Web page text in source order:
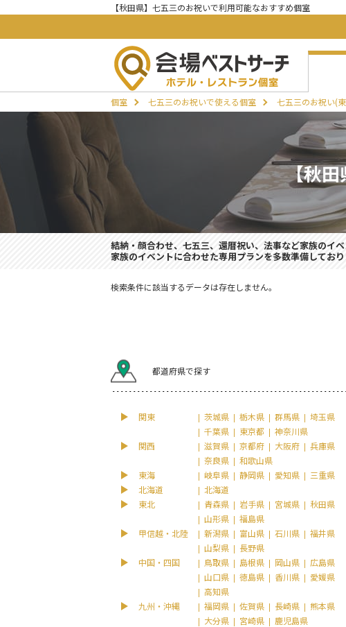
【秋田県】七五三のお祝いで利用可能なおすすめ個室
個室 七五三のお祝いで使える個室 七五三のお祝い(
【秋田
結納・顔合わせ、七五三、還暦祝い、法事など家族のイベ
家族のイベントに合わせた専用プランを多数準備しており
検索条件に該当するデータは存在しません。
都道府県で探す
関東 茨城県 栃木県 群馬県
埼玉県
千葉県
東京都
神奈川県
関西
滋賀県 京都府 大阪府
兵庫県
奈良県
和歌山県
東海
岐阜県 静岡県 愛知県
三重県
北海道
北海道
東北
青森県 岩手県 宮城県
秋田県
山形県
福島県
甲信越・北陸
新潟県 富山県 石川県
福井県
山梨県
長野県
中国・四国
鳥取県 島根県 岡山県
広島県
山口県
徳島県 香川県
愛媛県
高知県
九州・沖縄
福岡県 佐賀県 長崎県
熊本県
大分県
宮崎県
鹿児島県